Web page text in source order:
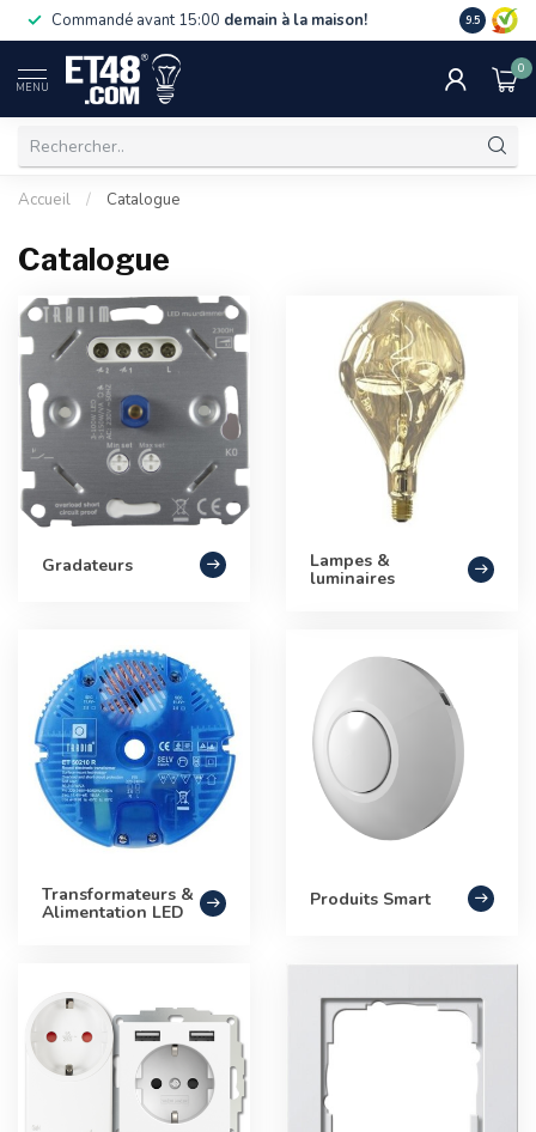
Commandé avant 15:00 demain à la maison! La
de 75 €.
9.5
MENU
0
Accueil / Catalogue
Catalogue
Gradateurs Lampes &
luminaires
Transformateurs &
Alimentation LED
Produits Smart